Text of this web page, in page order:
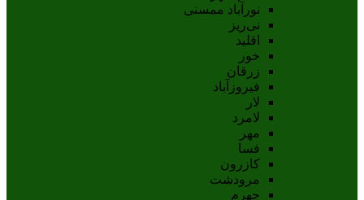
نورآباد ممسنی
نی‌ریز
اقلید
خور
زرقان
فیروزآباد
لار
لامرد
مهر
فسا
کازرون
مرودشت
جهرم